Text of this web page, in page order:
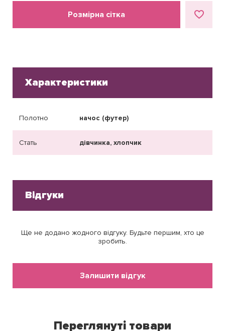
Розмірна сітка
Характеристики
Полотно начос (футер)
Стать дівчинка, хлопчик
Відгуки
Ще не додано жодного відгуку. Будьте першим, хто це
зробить.
Залишити відгук
Переглянуті товари